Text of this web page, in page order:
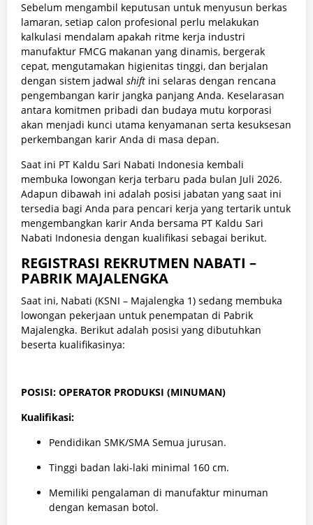
Sebelum mengambil keputusan untuk menyusun berkas
lamaran, setiap calon profesional perlu melakukan
kalkulasi mendalam apakah ritme kerja industri
manufaktur FMCG makanan yang dinamis, bergerak
cepat, mengutamakan higienitas tinggi, dan berjalan
dengan sistem jadwal shift ini selaras dengan rencana
pengembangan karir jangka panjang Anda. Keselarasan
antara komitmen pribadi dan budaya mutu korporasi
akan menjadi kunci utama kenyamanan serta kesuksesan
perkembangan karir Anda di masa depan.
Saat ini PT Kaldu Sari Nabati Indonesia kembali
membuka lowongan kerja terbaru pada bulan Juli 2026.
Adapun dibawah ini adalah posisi jabatan yang saat ini
tersedia bagi Anda para pencari kerja yang tertarik untuk
mengembangkan karir Anda bersama PT Kaldu Sari
Nabati Indonesia dengan kualifikasi sebagai berikut.
REGISTRASI REKRUTMEN NABATI –
PABRIK MAJALENGKA
Saat ini, Nabati (KSNI – Majalengka 1) sedang membuka
lowongan pekerjaan untuk penempatan di Pabrik
Majalengka. Berikut adalah posisi yang dibutuhkan
beserta kualifikasinya:
POSISI: OPERATOR PRODUKSI (MINUMAN)
Kualifikasi:
Pendidikan SMK/SMA Semua jurusan.
Tinggi badan laki-laki minimal 160 cm.
Memiliki pengalaman di manufaktur minuman
dengan kemasan botol.